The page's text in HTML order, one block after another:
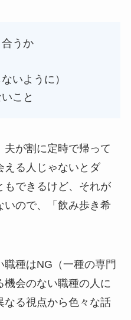
うか
いように）
こと
が割に定時で帰って
える人じゃないとダ
もできるけど、それが
いので、「飲み歩き希
種はNG（一種の専門
会のない職種の人に
なる視点から色々な話